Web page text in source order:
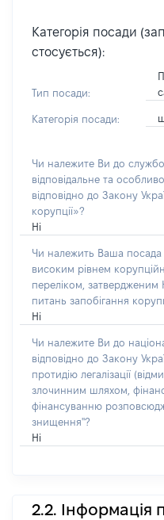
Категорія посади
стосується):
Тип посади:
Категорія посади:
Чи належите Ви до
відповідальне та
відповідно до Закону
корупції»?
Ні
Чи належить Ваша посада
високим рівнем
переліком, затвердженим
питань запобігання
Ні
Чи належите Ви до
відповідно до Закону
протидію легалізації
злочинним шляхом,
фінансуванню
знищення"?
Ні
2.2. Інформація